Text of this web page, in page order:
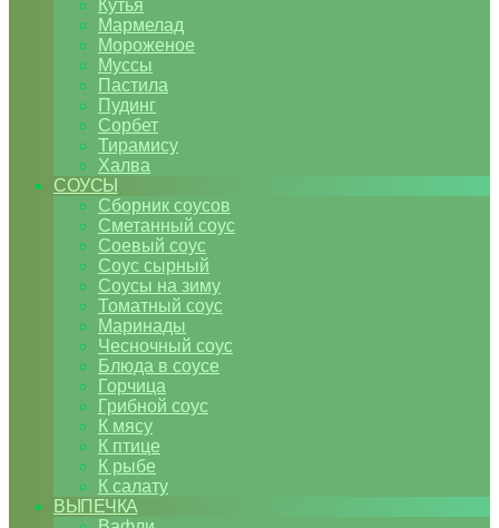
Кутья
Мармелад
Мороженое
Муссы
Пастила
Пудинг
Сорбет
Тирамису
Халва
СОУСЫ
Сборник соусов
Сметанный соус
Соевый соус
Соус сырный
Соусы на зиму
Томатный соус
Маринады
Чесночный соус
Блюда в соусе
Горчица
Грибной соус
К мясу
К птице
К рыбе
К салату
ВЫПЕЧКА